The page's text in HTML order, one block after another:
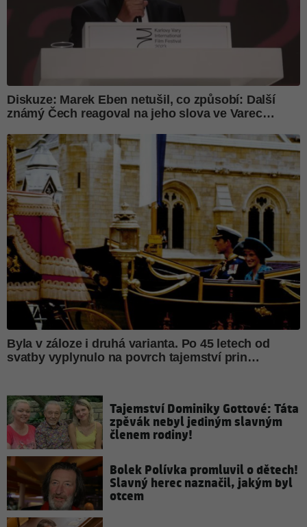
Tajemství Dominiky Gottové: Táta
zpěvák nebyl jediným slavným
členem rodiny!
Bolek Polívka promluvil o dětech!
Slavný herec naznačil, jakým byl
otcem